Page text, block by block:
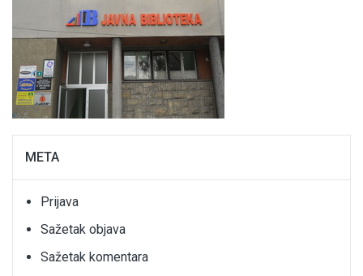
META
Prijava
Sažetak objava
Sažetak komentara